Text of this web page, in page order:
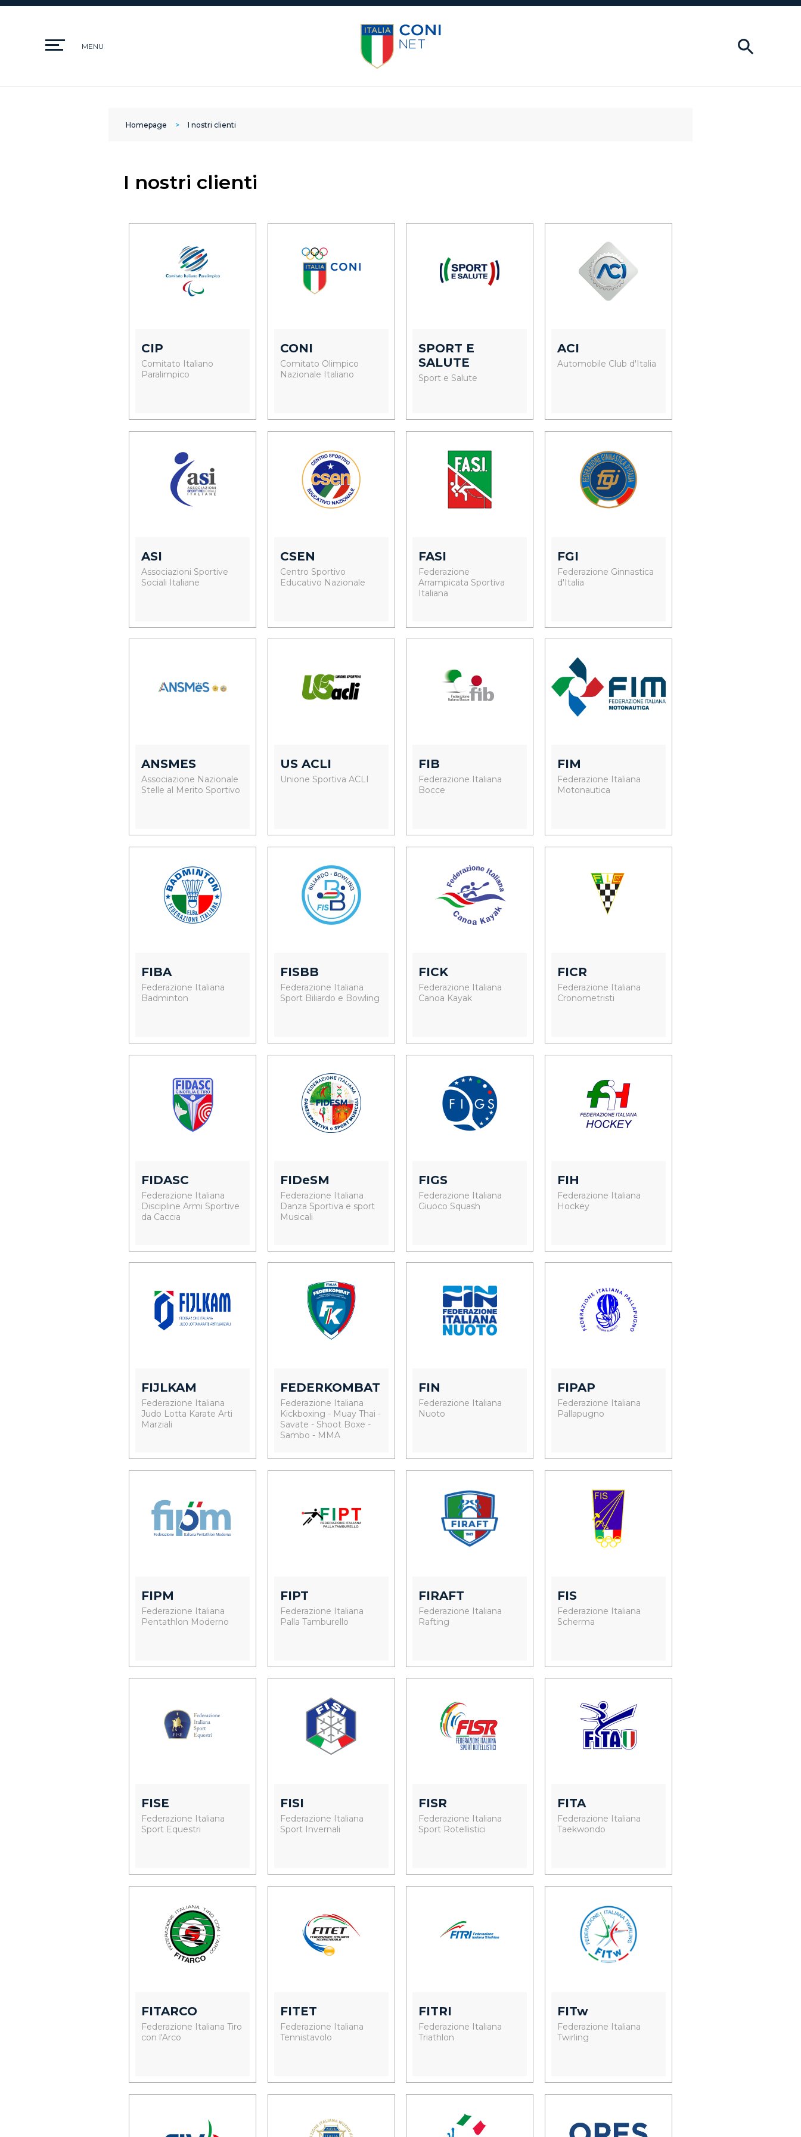
cerca
Homepage I nostri clienti
I nostri clienti
CIP
Comitato Italiano
Paralimpico
CONI
Comitato Olimpico
Nazionale Italiano
SPORT E
SALUTE
Sport e Salute
ACI
Automobile Club d'Italia
ASI
Associazioni Sportive
Sociali Italiane
CSEN
Centro Sportivo
Educativo Nazionale
FASI
Federazione
Arrampicata Sportiva
Italiana
FGI
Federazione Ginnastica
d'Italia
ANSMES
Associazione Nazionale
Stelle al Merito Sportivo
US ACLI
Unione Sportiva ACLI
FIB
Federazione Italiana
Bocce
FIM
Federazione Italiana
Motonautica
FIBA
Federazione Italiana
Badminton
FISBB
Federazione Italiana
Sport Biliardo e Bowling
FICK
Federazione Italiana
Canoa Kayak
FICR
Federazione Italiana
Cronometristi
FIDASC
Federazione Italiana
Discipline Armi Sportive
da Caccia
FIDeSM
Federazione Italiana
Danza Sportiva e sport
Musicali
FIGS
Federazione Italiana
Giuoco Squash
FIH
Federazione Italiana
Hockey
FIJLKAM
Federazione Italiana
Judo Lotta Karate Arti
Marziali
FEDERKOMBAT
Federazione Italiana
Kickboxing - Muay Thai -
Savate - Shoot Boxe -
Sambo - MMA
FIN
Federazione Italiana
Nuoto
FIPAP
Federazione Italiana
Pallapugno
FIPM
Federazione Italiana
Pentathlon Moderno
FIPT
Federazione Italiana
Palla Tamburello
FIRAFT
Federazione Italiana
Rafting
FIS
Federazione Italiana
Scherma
FISE
Federazione Italiana
Sport Equestri
FISI
Federazione Italiana
Sport Invernali
FISR
Federazione Italiana
Sport Rotellistici
FITA
Federazione Italiana
Taekwondo
FITARCO
Federazione Italiana Tiro
con l'Arco
FITET
Federazione Italiana
Tennistavolo
FITRI
Federazione Italiana
Triathlon
FITw
Federazione Italiana
Twirling